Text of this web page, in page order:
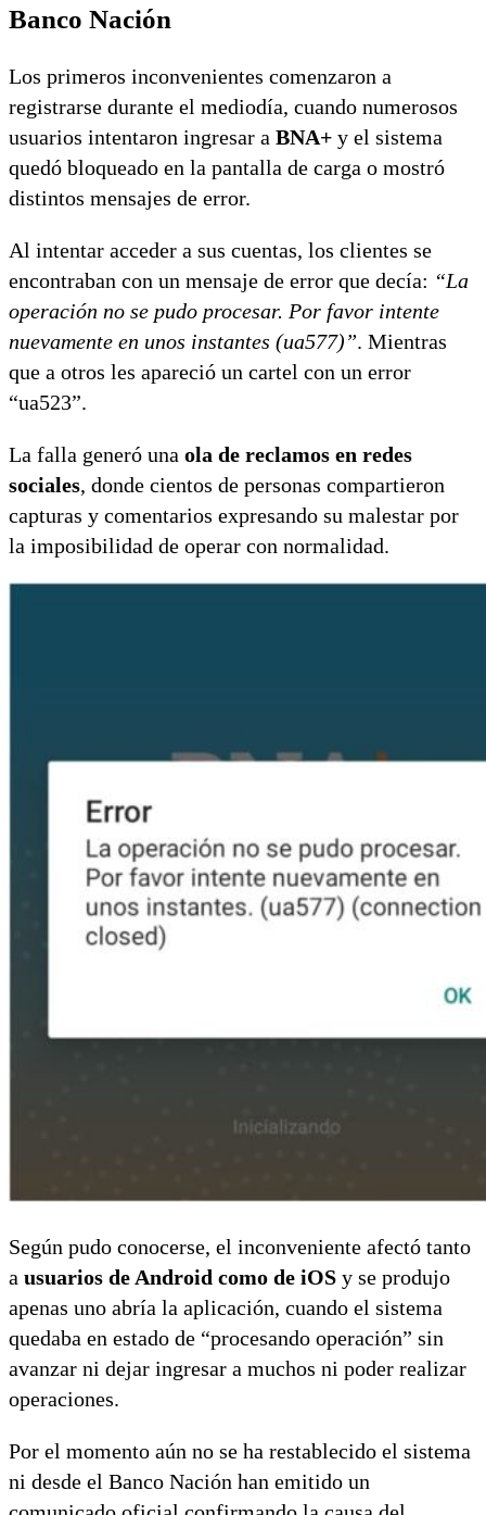
Banco Nación
Los primeros inconvenientes comenzaron a
registrarse durante el mediodía, cuando numerosos
usuarios intentaron ingresar a BNA+ y el sistema
quedó bloqueado en la pantalla de carga o mostró
distintos mensajes de error.
Al intentar acceder a sus cuentas, los clientes se
encontraban con un mensaje de error que decía: “La
operación no se pudo procesar. Por favor intente
nuevamente en unos instantes (ua577)”. Mientras
que a otros les apareció un cartel con un error
“ua523”.
La falla generó una ola de reclamos en redes
sociales, donde cientos de personas compartieron
capturas y comentarios expresando su malestar por
la imposibilidad de operar con normalidad.
Según pudo conocerse, el inconveniente afectó tanto
a usuarios de Android como de iOS y se produjo
apenas uno abría la aplicación, cuando el sistema
quedaba en estado de “procesando operación” sin
avanzar ni dejar ingresar a muchos ni poder realizar
operaciones.
Por el momento aún no se ha restablecido el sistema
ni desde el Banco Nación han emitido un